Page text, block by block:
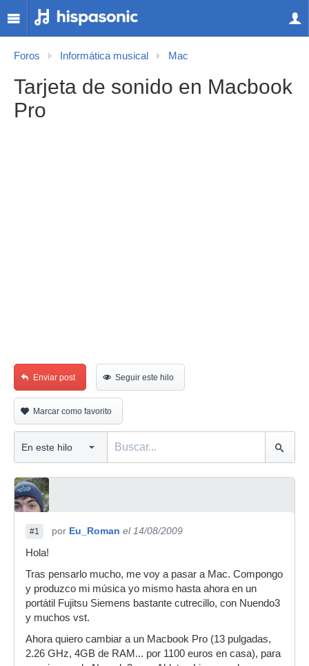
Foros Informática musical Mac
Tarjeta de sonido en Macbook
Pro
Enviar post Seguir este hilo
Marcar como favorito
#1 por Eu_Roman el 14/08/2009
Hola!
Tras pensarlo mucho, me voy a pasar a Mac. Compongo
y produzco mi música yo mismo hasta ahora en un
portátil Fujitsu Siemens bastante cutrecillo, con Nuendo3
y muchos vst.
Ahora quiero cambiar a un Macbook Pro (13 pulgadas,
2.26 GHz, 4GB de RAM... por 1100 euros en casa), para